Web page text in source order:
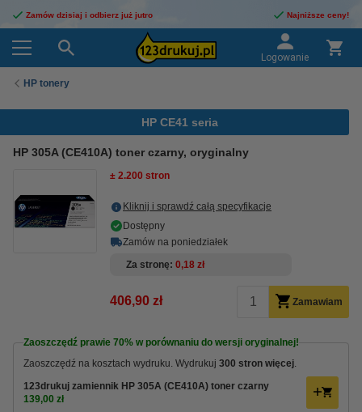
Zamów dzisiaj i odbierz już jutro Najniższe ceny!
Logowanie
HP tonery
HP CE41 seria
HP 305A (CE410A) toner czarny, oryginalny
± 2.200 stron
Kliknij i sprawdź całą specyfikacje
Dostępny
Zamów na poniedziałek
Za stronę 0,18 zł
406,90 zł Zamawiam
Zaoszczędź prawie 70% w porównaniu do wersji oryginalnej!
Zaoszczędź na kosztach wydruku. Wydrukuj 300 stron więcej.
123drukuj zamiennik HP 305A (CE410A) toner czarny
139,00 zł